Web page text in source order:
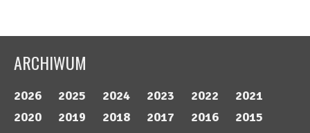
ARCHIWUM
2026 2025 2024 2023 2022
2021
2020
2019 2018 2017 2016 2015
Pomidor TEGANUMA RZ F1